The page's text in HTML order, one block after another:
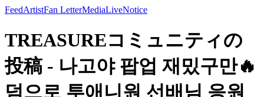
FeedArtistFan LetterMediaLiveNotice
TREASUREコミュニティの
投稿 - 나고야 팝업 재밌구만🔥
덤으로 투애니원 선배님 응원